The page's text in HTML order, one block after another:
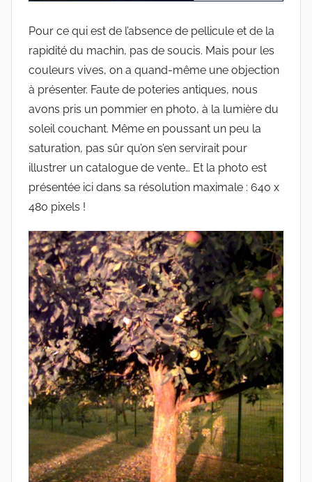
Pour ce qui est de l’absence de pellicule et de la
rapidité du machin, pas de soucis. Mais pour les
couleurs vives, on a quand-même une objection
à présenter. Faute de poteries antiques, nous
avons pris un pommier en photo, à la lumière du
soleil couchant. Même en poussant un peu la
saturation, pas sûr qu’on s’en servirait pour
illustrer un catalogue de vente… Et la photo est
présentée ici dans sa résolution maximale : 640 x
480 pixels !